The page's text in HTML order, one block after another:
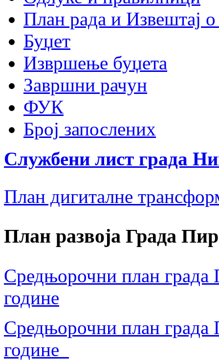
План рада и Извештај
Буџет
Извршење буџета
Завршни рачун
ФУК
Број запослених
Службени лист града
План дигиталне
План развоја Града
Средњорочни план града
године
Средњорочни план града
године